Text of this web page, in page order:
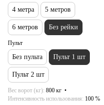
4 метра 5 метров
6 метров Без рейки
Пульт
Без пульта Пульт 1 шт
Пульт 2 шт
Вес ворот (кг) 800 кг
Интенсивность использования 100 %